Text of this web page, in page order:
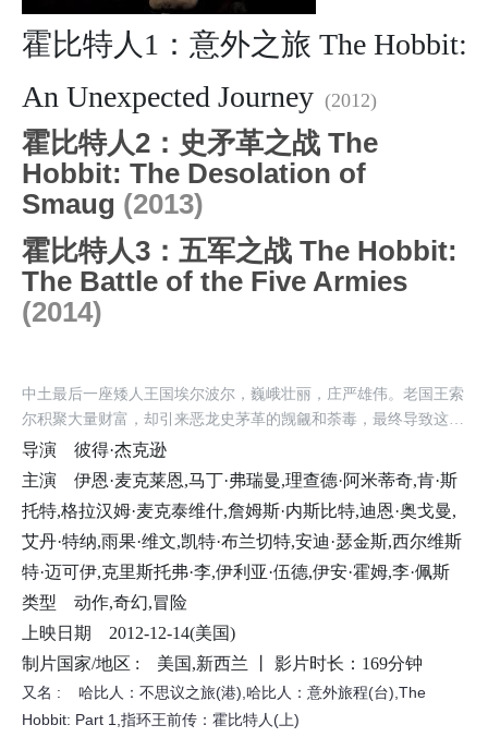
霍比特人1：意外之旅 The Hobbit:
An Unexpected Journey (2012)
霍比特人2：史矛革之战 The
Hobbit: The Desolation of
Smaug (2013)
霍比特人3：五军之战 The Hobbit:
The Battle of the Five Armies
(2014)
中土最后一座矮人王国埃尔波尔，巍峨壮丽，庄严雄伟。老国王索
尔积聚大量财富，却引来恶龙史茅革的觊觎和荼毒，最终导致这座
城池陷落。许多年后，灰袍巫师甘道夫（伊恩·麦凯伦IanMcKellen
饰）找到弗罗多的舅舅——霍比特人比尔博·巴金斯（马丁·弗里曼
MartinJohnC.Freeman饰），邀请他加入由13名矮人组成的远征队
伍。原来史茅革已多年不见声息，背负家国仇恨的矮人王子索林
（理查德·阿米蒂奇RichardArmitage饰）希望借此机会收复故土。
经过一番考虑，巴金斯决定加入。令他想不到的是，远征旅途多灾
多难，与索林结下深仇大恨的苍白半兽人及其爪牙阴魂不散，更有
食人鬼和石人制造的无数艰险。而在旅途中，巴金斯也意外得到了
日后影响整个中土的重要宝物……本片根据J.R.R·托尔金的同名原
著改编。©豆瓣
导演
彼得·杰克逊
主演
伊恩·麦克莱恩,马丁·弗瑞曼,理查德·阿米蒂奇,肯·斯
托特,格拉汉姆·麦克泰维什,詹姆斯·内斯比特,迪恩·奥戈曼,
艾丹·特纳,雨果·维文,凯特·布兰切特,安迪·瑟金斯,西尔维斯
特·迈可伊,克里斯托弗·李,伊利亚·伍德,伊安·霍姆,李·佩斯
类型
动作,奇幻,冒险
上映日期
2012-12-14(美国)
制片国家/地区 :
美国,新西兰 丨 影片时长：169分钟
又名 :
哈比人：不思议之旅(港),哈比人：意外旅程(台),The
Hobbit: Part 1,指环王前传：霍比特人(上)